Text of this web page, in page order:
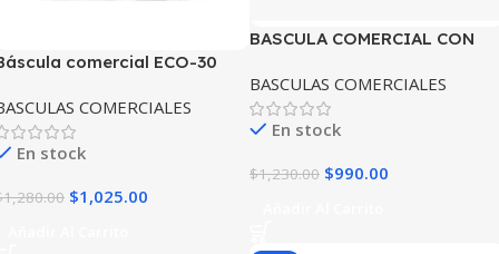
BASCULA COMERCIAL CON
NOVAL
BASCULAS COMERCIALES
En stock
$1,230.00 $990.00
comercial ECO-30
COMERCIALES
En stock
1,280.00 $1,025.00